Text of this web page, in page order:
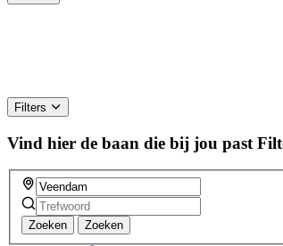
Filters
Vind hier de baan die bij jou past
Zoeken Zoeken